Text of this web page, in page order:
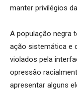
manter privilégios
A população negra
ação sistemática e
violados pela
opressão
apresentar alguns